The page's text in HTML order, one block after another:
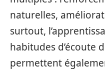
naturelles,
surtout,
habitudes d’écoute
permettent